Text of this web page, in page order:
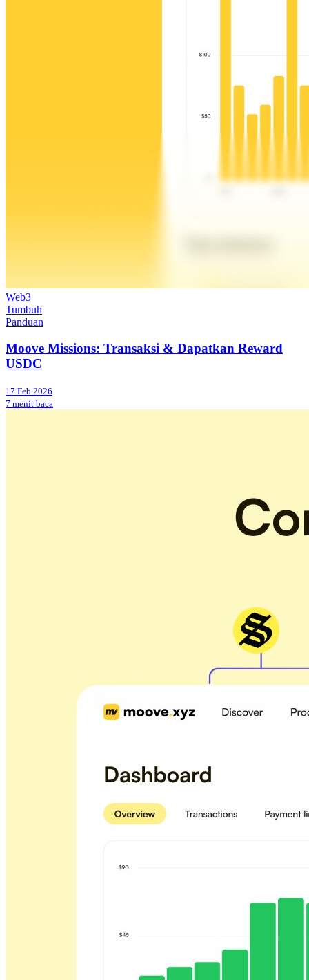
Web3
Tumbuh
Panduan
Moove Missions: Transaksi & Dapatkan Reward
USDC
17 Feb 2026
7 menit baca